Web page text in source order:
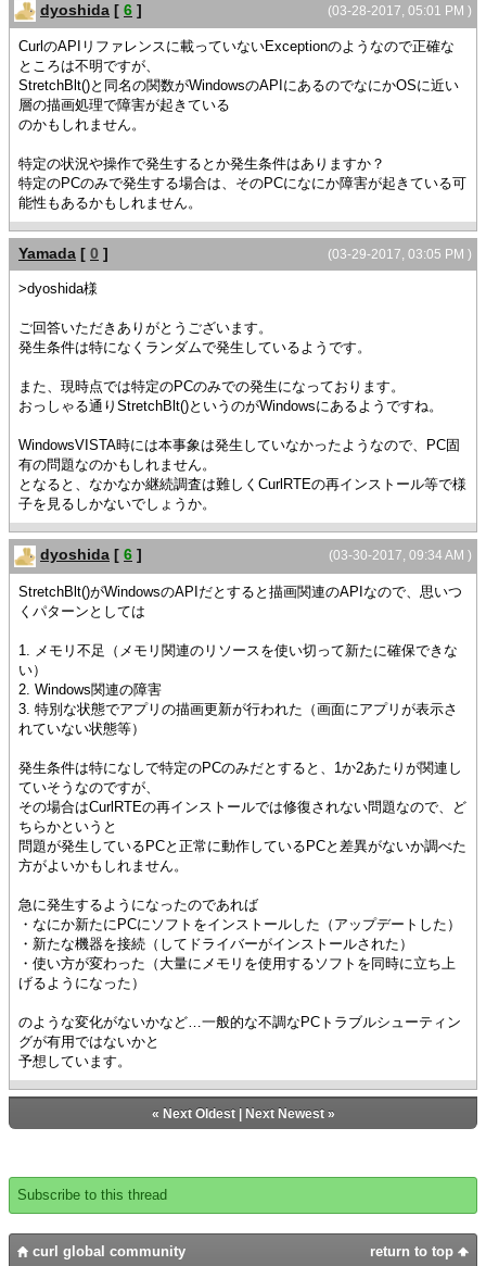
(03-28-2017, 05:01 PM )
dyoshida [ 6 ]
CurlのAPIリファレンスに載っていないExceptionのようなので正確な
ところは不明ですが、
StretchBlt()と同名の関数がWindowsのAPIにあるのでなにかOSに近い
層の描画処理で障害が起きている
のかもしれません。
特定の状況や操作で発生するとか発生条件はありますか？
特定のPCのみで発生する場合は、そのPCになにか障害が起きている可
能性もあるかもしれません。
(03-29-2017, 03:05 PM )
Yamada [ 0 ]
>dyoshida様
ご回答いただきありがとうございます。
発生条件は特になくランダムで発生しているようです。
また、現時点では特定のPCのみでの発生になっております。
おっしゃる通りStretchBlt()というのがWindowsにあるようですね。
WindowsVISTA時には本事象は発生していなかったようなので、PC固
有の問題なのかもしれません。
となると、なかなか継続調査は難しくCurlRTEの再インストール等で様
子を見るしかないでしょうか。
(03-30-2017, 09:34 AM )
dyoshida [ 6 ]
StretchBlt()がWindowsのAPIだとすると描画関連のAPIなので、思いつ
くパターンとしては
1. メモリ不足（メモリ関連のリソースを使い切って新たに確保できな
い）
2. Windows関連の障害
3. 特別な状態でアプリの描画更新が行われた（画面にアプリが表示さ
れていない状態等）
発生条件は特になしで特定のPCのみだとすると、1か2あたりが関連し
ていそうなのですが、
その場合はCurlRTEの再インストールでは修復されない問題なので、ど
ちらかというと
問題が発生しているPCと正常に動作しているPCと差異がないか調べた
方がよいかもしれません。
急に発生するようになったのであれば
・なにか新たにPCにソフトをインストールした（アップデートした）
・新たな機器を接続（してドライバーがインストールされた）
・使い方が変わった（大量にメモリを使用するソフトを同時に立ち上
げるようになった）
のような変化がないかなど…一般的な不調なPCトラブルシューティン
グが有用ではないかと
予想しています。
« Next Oldest| Next Newest»
Subscribe to this thread
return to top
curl global community